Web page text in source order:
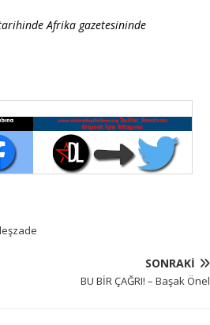
Afrika gazetesininde
SONRAKI
BU BİR ÇAĞRI! – Başak Önel